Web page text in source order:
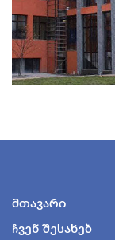
მთავარი
ჩვენ შესახებ